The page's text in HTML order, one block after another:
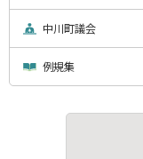
中川町議会
例規集